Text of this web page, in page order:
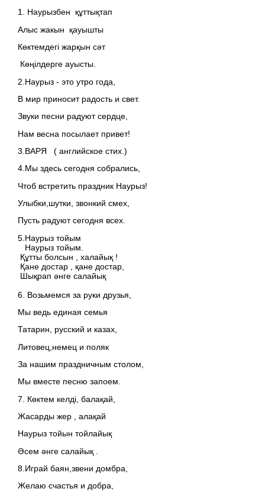
1. Наурызбен құттықтап
Алыс жакын қауышты
Көктемдегі жарқын сәт
Көңілдерге ауысты.
2.Наурыз - это утро года,
В мир приносит радость и свет.
Звуки песни радуют сердце,
Нам весна посылает привет!
3.ВАРЯ ( английское стих.)
4.Мы здесь сегодня собрались,
Чтоб встретить праздник Наурыз!
Улыбки,шутки, звонкий смех,
Пусть радуют сегодня всех.
5.Наурыз тойым
Наурыз тойым.
Құтты болсын , халайық !
Қане достар , қане достар,
Шықрап әнге салайық
6. Возьмемся за руки друзья,
Мы ведь единая семья
Татарин, русский и казах,
Литовец,немец и поляк
За нашим праздничным столом,
Мы вместе песню запоем.
7. Көктем келді, балақай,
Жасарды жер , алақай
Наурыз тойын тойлайық
Әсем әнге салайық .
8.Играй баян,звени домбра,
Желаю счастья и добра,